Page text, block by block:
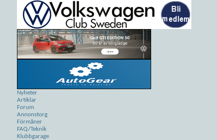
Nyheter
Artiklar
Forum
Annonstorg
Förmåner
FAQ/Teknik
Klubbgarage